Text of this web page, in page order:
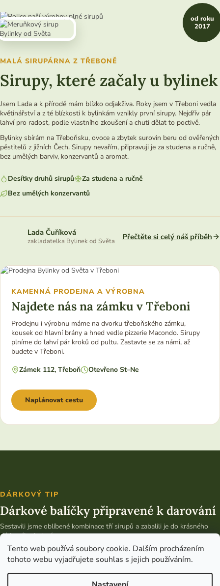
Tento web používá soubory cookie. Dalším procházením
tohoto webu vyjadřujete souhlas s jejich používáním.
MALÁ SIRUPÁRNA Z TŘEBONĚ
Sirupy, které začaly u bylinek
Jsem Lada a k přírodě mám blízko odjakživa. Roky jsem v Třeboni vedla
květinářství a z té blízkosti k bylinkám vznikly první sirupy. Nejdřív pár
lahví pro radost, podle vlastního zkoušení a chuti dělat to poctivě.
Bylinky sbírám na Třeboňsku, ovoce a zbytek surovin beru od ověřených
pěstitelů z jižních Čech. Sirupy nevařím, připravuji je za studena a ručně,
bez umělých barviv, konzervantů a aromat.
Desítky druhů sirupů
Za studena a ručně
Bez umělých konzervantů
Lada Čuříková
zakladatelka Bylinek od Světa Přečtěte si celý náš příběh
od roku
2017
KAMENNÁ PRODEJNA A VÝROBNA
Najdete nás na zámku v Třeboni
Prodejnu i výrobnu máme na dvorku třeboňského zámku,
kousek od hlavní brány a hned vedle pizzerie Macondo. Sirupy
plníme do lahví pár kroků od pultu. Zastavte se za námi, až
budete v Třeboni.
Zámek 112, Třeboň
Otevřeno St–Ne
Naplánovat cestu
DÁRKOVÝ TIP
Dárkové balíčky připravené k darování
Sestavili jsme oblíbené kombinace tří sirupů a zabalili je do krásného
dárkového balení.
Vybrat dárkový balíček